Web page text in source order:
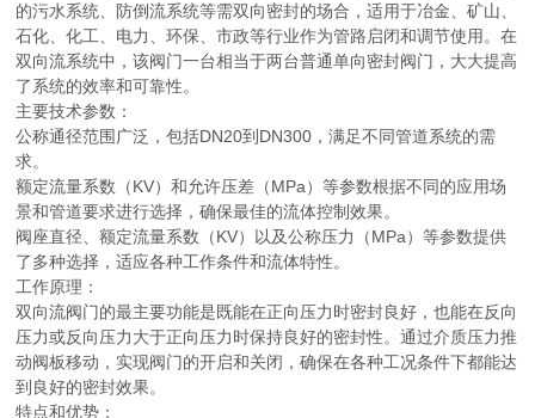
的污水系统、防倒流系统等需双向密封的场合，适用于冶金、矿山、
石化、化工、电力、环保、市政等行业作为管路启闭和调节使用。在
双向流系统中，该阀门一台相当于两台普通单向密封阀门，大大提高
了系统的效率和可靠性。
‌主要技术参数‌：
公称通径范围广泛，包括DN20到DN300，满足不同管道系统的需
求。
额定流量系数（KV）和允许压差（MPa）等参数根据不同的应用场
景和管道要求进行选择，确保最佳的流体控制效果。
阀座直径、额定流量系数（KV）以及公称压力（MPa）等参数提供
了多种选择，适应各种工作条件和流体特性。
‌工作原理‌：
双向流阀门的最主要功能是既能在正向压力时密封良好，也能在反向
压力或反向压力大于正向压力时保持良好的密封性。通过介质压力推
动阀板移动，实现阀门的开启和关闭，确保在各种工况条件下都能达
到良好的密封效果。
‌特点和优势‌：